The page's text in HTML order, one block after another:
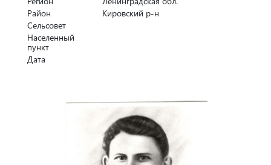
Район
Кировский р-н
Сельсовет
Населенный
пункт
Дата